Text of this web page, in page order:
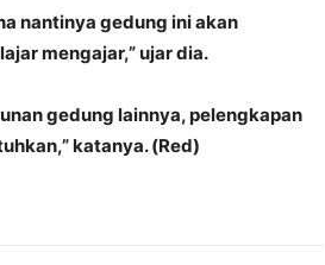
nantinya gedung ini akan
mengajar,” ujar dia.
gedung lainnya, pelengkapan
katanya. (Red)